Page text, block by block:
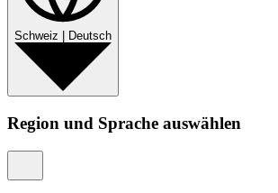
Schweiz Deutsch
Region und Sprache auswählen